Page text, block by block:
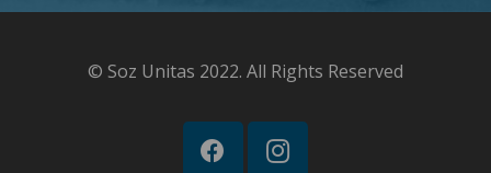
© Soz Unitas 2022. All Rights Reserved